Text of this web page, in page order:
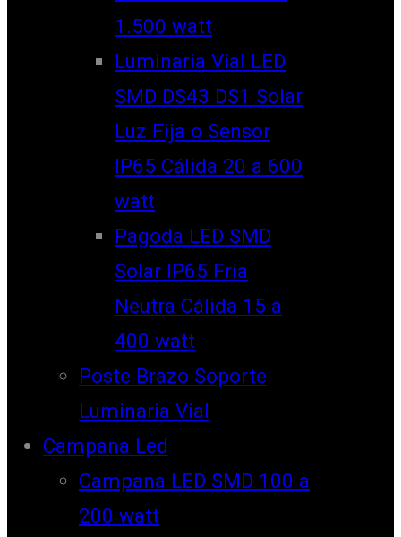
1.500 watt
Luminaria Vial LED
SMD DS43 DS1 Solar
Luz Fija o Sensor
IP65 Cálida 20 a 600
watt
Pagoda LED SMD
Solar IP65 Fría
Neutra Cálida 15 a
400 watt
Poste Brazo Soporte
Luminaria Vial
Campana Led
Campana LED SMD 100 a
200 watt